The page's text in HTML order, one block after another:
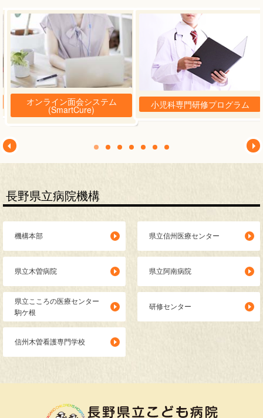
オンライン面会システム
(SmartCure) 小児科専門研修プログラム
長野県立病院機構
機構本部 県立信州医療センター
県立木曽病院 県立阿南病院
県立こころの医療センター
駒ケ根
研修センター
信州木曽看護専門学校